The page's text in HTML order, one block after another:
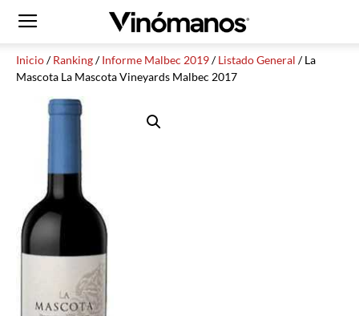
Inicio/Ranking/Informe Malbec 2019/Listado General / La
Mascota La Mascota Vineyards Malbec 2017